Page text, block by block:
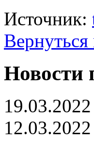
Источник:
Вернуться
Новости